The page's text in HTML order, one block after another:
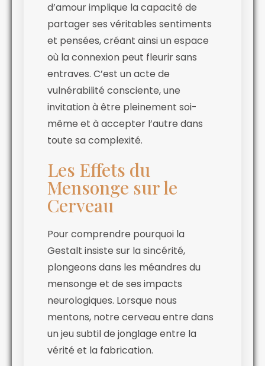
d’amour implique la capacité de
partager ses véritables sentiments
et pensées, créant ainsi un espace
où la connexion peut fleurir sans
entraves. C’est un acte de
vulnérabilité consciente, une
invitation à être pleinement soi-
même et à accepter l’autre dans
toute sa complexité.
Les Effets du
Mensonge sur le
Cerveau
Pour comprendre pourquoi la
Gestalt insiste sur la sincérité,
plongeons dans les méandres du
mensonge et de ses impacts
neurologiques. Lorsque nous
mentons, notre cerveau entre dans
un jeu subtil de jonglage entre la
vérité et la fabrication.